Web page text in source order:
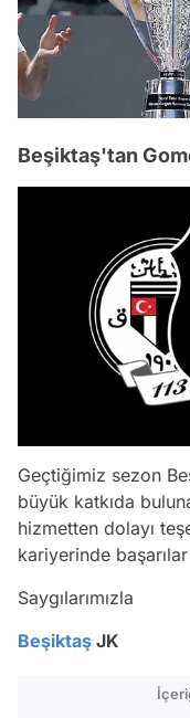
Beşiktaş'tan
Geçtiğimiz sezon
büyük katkıda
hizmetten dolayı
kariyerinde
Saygılarımızla
Beşiktaş JK